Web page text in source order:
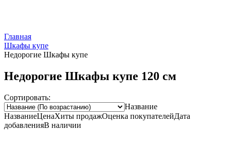
Главная
Шкафы купе
Недорогие Шкафы купе
Недорогие Шкафы купе 120 см
Сортировать:
Название
НазваниеЦенаХиты продажОценка покупателейДата
добавленияВ наличии